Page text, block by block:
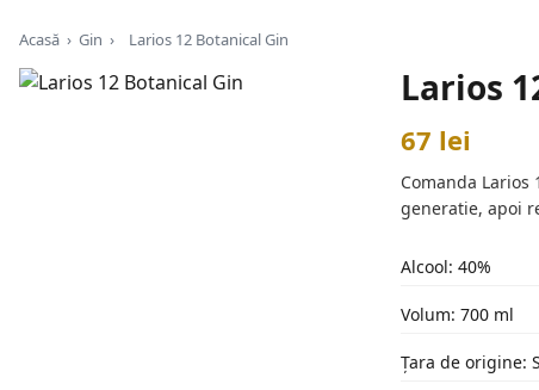
Acasă › Gin › Larios 12 Botanical Gin
Larios
67 lei
Comanda
generatie, apoi
Alcool: 40%
Volum: 700 ml
Țara de origine: